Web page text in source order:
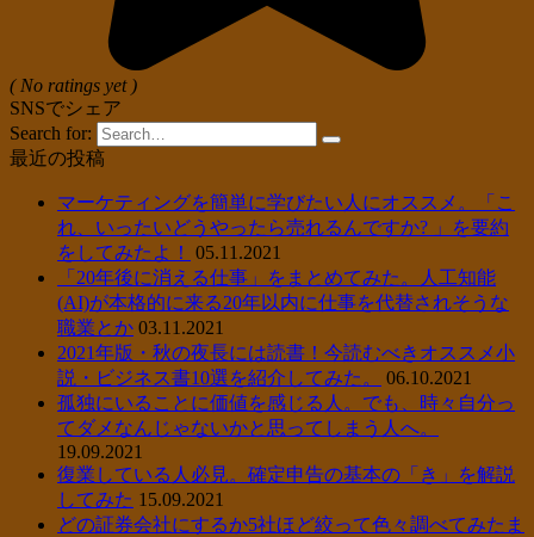
( No ratings yet )
SNSでシェア
Search for:
最近の投稿
マーケティングを簡単に学びたい人にオススメ。「こ
れ、いったいどうやったら売れるんですか? 」を要約
をしてみたよ！
05.11.2021
「20年後に消える仕事」をまとめてみた。人工知能
(AI)が本格的に来る20年以内に仕事を代替されそうな
職業とか 03.11.2021
2021年版・秋の夜長には読書！今読むべきオススメ小
説・ビジネス書10選を紹介してみた。
06.10.2021
孤独にいることに価値を感じる人。でも、時々自分っ
てダメなんじゃないかと思ってしまう人へ。
19.09.2021
復業している人必見。確定申告の基本の「き」を解説
してみた 15.09.2021
どの証券会社にするか5社ほど絞って色々調べてみたま